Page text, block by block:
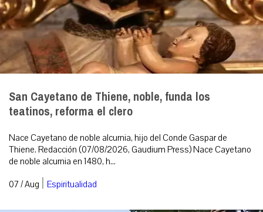
San Cayetano de Thiene, noble, funda los
teatinos, reforma el clero
Nace Cayetano de noble alcurnia, hijo del Conde Gaspar de
Thiene. Redacción (07/08/2026, Gaudium Press) Nace Cayetano
de noble alcurnia en 1480, h...
07 / Aug | Espiritualidad